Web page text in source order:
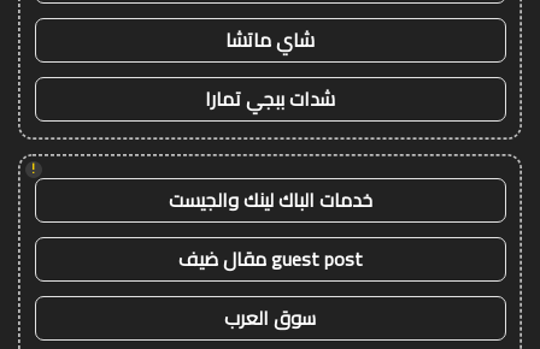
شاي ماتشا
شدات ببجي تمارا
!
خدمات الباك لينك والجيست
guest post مقال ضيف
سوق العرب